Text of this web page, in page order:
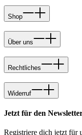
Shop
Über uns
Rechtliches
Widerruf
Jetzt für den
Registriere dich jetzt für